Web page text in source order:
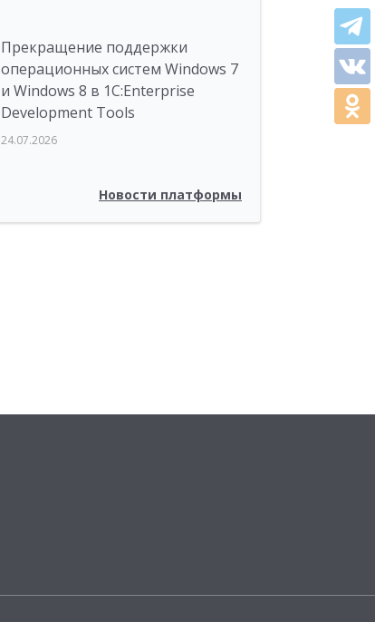
Прекращение поддержки
операционных систем Windows 7
и Windows 8 в 1C:Enterprise
Development Tools
24.07.2026
Новости платформы